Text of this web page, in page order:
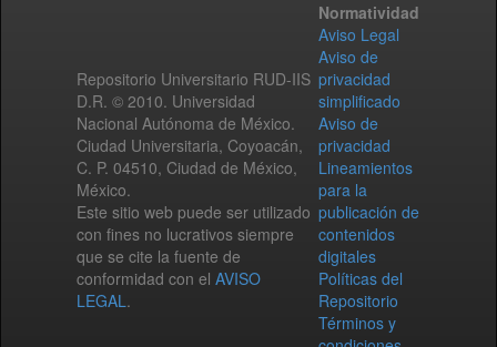
Repositorio Universitario RUD-IIS
D.R. © 2010. Universidad
Nacional Autónoma de México.
Ciudad Universitaria, Coyoacán,
C. P. 04510, Ciudad de México,
México.
Este sitio web puede ser utilizado
con fines no lucrativos siempre
que se cite la fuente de
conformidad con el AVISO
LEGAL.
Normatividad
Aviso Legal
Aviso de
privacidad
simplificado
Aviso de
privacidad
Lineamientos
para la
publicación de
contenidos
digitales
Políticas del
Repositorio
Términos y